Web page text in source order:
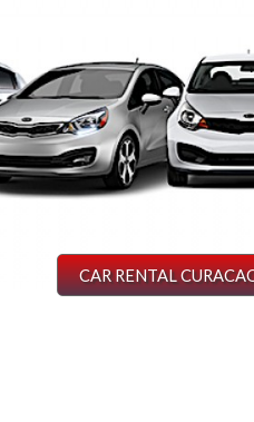
CAR RENTAL